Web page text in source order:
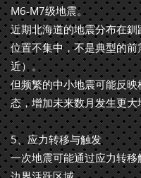
M6-M7级地震。
近期北海道的地震分布在
位置不集中，不是典型的
近）。
但频繁的中小地震可能反
态，增加未来数月发生更
5、应力转移与触发
一次地震可能通过应力转